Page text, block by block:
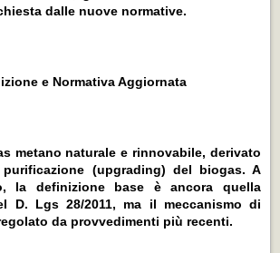
dalle nuove normative.
e Normativa Aggiornata
metano naturale e rinnovabile, derivato
(upgrading) del biogas. A
la definizione base è ancora quella
D. Lgs 28/2011, ma il meccanismo di
da provvedimenti più recenti.